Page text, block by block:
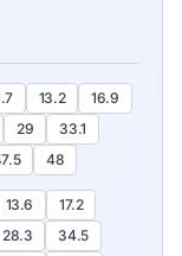
13.2
16.9
29
33.1
48
13.6
17.2
28.3
34.5